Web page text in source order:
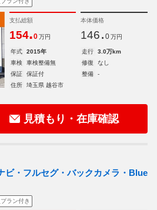
支払総額
154.0 万円
本体価格
146. 0 万円
年式 2015年 走行
3.0万km
車検
車検整備無 修復
なし
保証
保証付 整備
-
住所
埼玉県 越谷市
見積もり・在庫確認
ビ・フルセグ・バックカメラ・Blue
ラン付き